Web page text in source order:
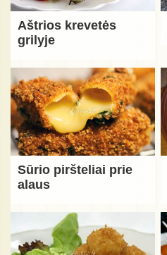
Aštrios krevetės
grilyje
Sūrio piršteliai prie
alaus